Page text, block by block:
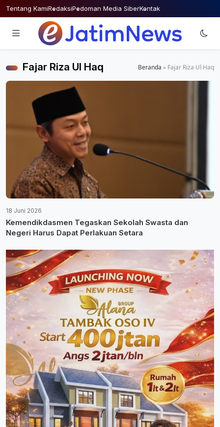
Skip
to
Tentang KamiRedaksiPedoman Media SiberKontak
Fajar Riza Ul Haq Beranda » Fajar Riza Ul Haq
18 Juni 2026
Kemendikdasmen Tegaskan Sekolah Swasta dan
Negeri Harus Dapat Perlakuan Setara